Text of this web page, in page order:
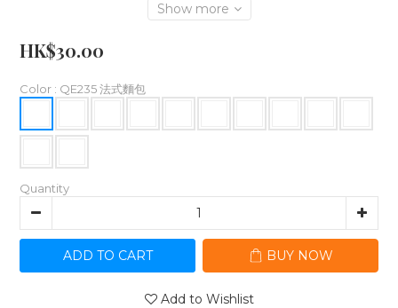
Show more
HK$30.00
Color : QE235 法式麵包
Quantity
ADD TO CART BUY NOW
Add to Wishlist